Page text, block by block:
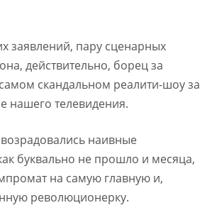
заявлений, пару сценарных
действительно, борец за
скандальном реалити-шоу за
нашего телевидения.
наивные
буквально не прошло и месяца,
на самую главную и,
революционерку.